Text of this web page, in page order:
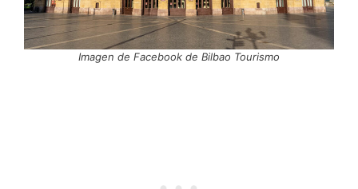
Imagen de Facebook de Bilbao Tourismo